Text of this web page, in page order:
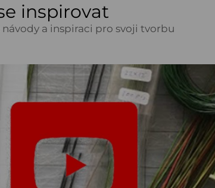
inspirovat
a inspiraci pro svoji tvorbu